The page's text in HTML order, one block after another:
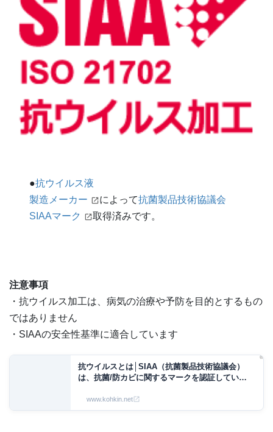
●抗ウイルス液
製造メーカー
によって抗菌製品技術協議会
SIAAマーク
取得済みです。
注意事項
・抗ウイルス加工は、病気の治療や予防を目的とするもの
ではありません
・SIAAの安全性基準に適合しています
抗ウイルスとは│SIAA（抗菌製品技術協議会）
は、抗菌/防カビに関するマークを認証している
www.kohkin.net